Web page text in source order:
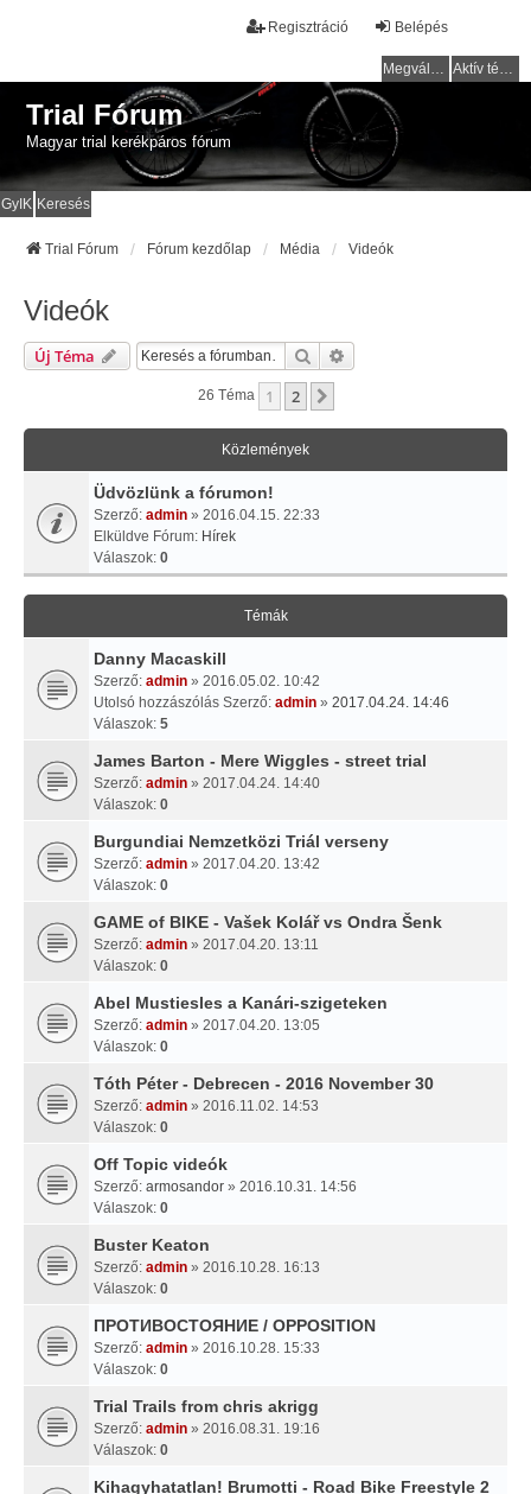
Belépés
Regisztráció
Megválaszolatlan témák Aktív témák
Trial Fórum
Magyar trial kerékpáros fórum
GyIK Keresés
Trial Fórum Fórum kezdőlap Média Videók
Videók
Új Téma Keresés
26 Téma 1 2
Közlemények
Üdvözlünk a fórumon!
Szerző: admin » 2016.04.15. 22:33
Elküldve Fórum: Hírek
Válaszok: 0
Témák
Danny Macaskill
Szerző: admin » 2016.05.02. 10:42
Utolsó hozzászólás Szerző: admin » 2017.04.24. 14:46
Válaszok: 5
James Barton - Mere Wiggles - street trial
Szerző: admin » 2017.04.24. 14:40
Válaszok: 0
Burgundiai Nemzetközi Triál verseny
Szerző: admin » 2017.04.20. 13:42
Válaszok: 0
GAME of BIKE - Vašek Kolář vs Ondra Šenk
Szerző: admin » 2017.04.20. 13:11
Válaszok: 0
Abel Mustiesles a Kanári-szigeteken
Szerző: admin » 2017.04.20. 13:05
Válaszok: 0
Tóth Péter - Debrecen - 2016 November 30
Szerző: admin » 2016.11.02. 14:53
Válaszok: 0
Off Topic videók
Szerző: armosandor » 2016.10.31. 14:56
Válaszok: 0
Buster Keaton
Szerző: admin » 2016.10.28. 16:13
Válaszok: 0
ПРОТИВОСТОЯНИЕ / OPPOSITION
Szerző: admin » 2016.10.28. 15:33
Válaszok: 0
Trial Trails from chris akrigg
Szerző: admin » 2016.08.31. 19:16
Válaszok: 0
Kihagyhatatlan! Brumotti - Road Bike Freestyle 2